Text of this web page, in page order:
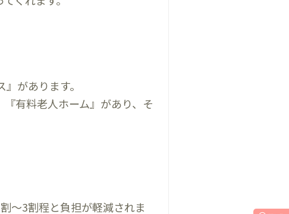
があります。
有料老人ホーム』があり、そ
～3割程と負担が軽減されま